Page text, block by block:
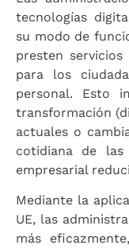
tecnologías
su modo de
presten
para los
personal. Esto
transformación
actuales o
cotidiana de
empresarial
Mediante la
UE, las
más